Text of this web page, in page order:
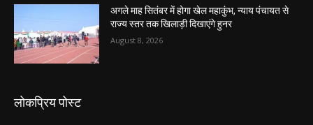
अगले माह सितंबर में होगा खेल महाकुंभ, न्याय पंचायत से
राज्य स्तर तक खिलाड़ी दिखाएंगे हुनर
August 8, 2026
लोकप्रिय पोस्ट